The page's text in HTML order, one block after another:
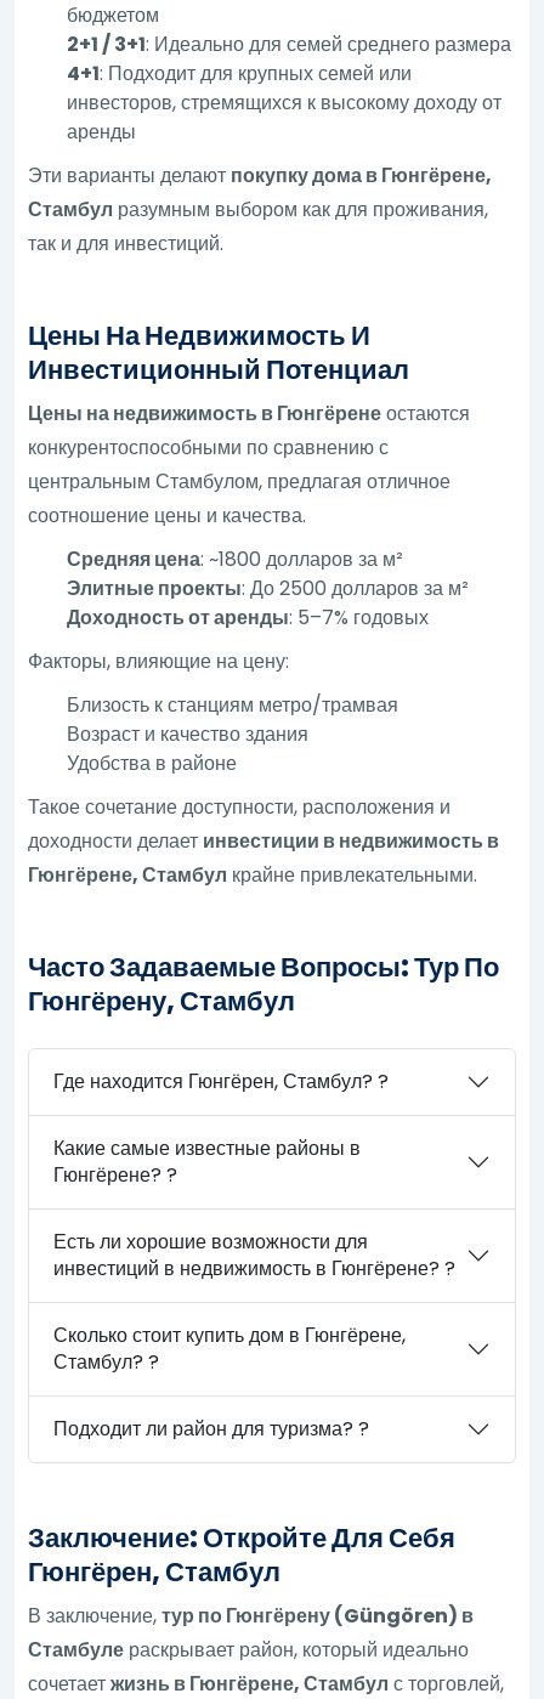
бюджетом
2+1 / 3+1: Идеально для семей среднего размера
4+1: Подходит для крупных семей или
инвесторов, стремящихся к высокому доходу от
аренды
Эти варианты делают покупку дома в Гюнгёрене,
Стамбул разумным выбором как для проживания,
так и для инвестиций.
Цены На Недвижимость И
Инвестиционный Потенциал
Цены на недвижимость в Гюнгёренеостаются
конкурентоспособными по сравнению с
центральным Стамбулом, предлагая отличное
соотношение цены и качества.
Средняя цена: ~1800 долларов за м²
Элитные проекты: До 2500 долларов за м²
Доходность от аренды: 5–7% годовых
Факторы, влияющие на цену:
Близость к станциям метро/трамвая
Возраст и качество здания
Удобства в районе
Такое сочетание доступности, расположения и
доходности делает инвестиции в недвижимость в
Гюнгёрене, Стамбул крайне привлекательными.
Часто Задаваемые Вопросы: Тур По
Гюнгёрену, Стамбул
Где находится Гюнгёрен, Стамбул? ?
Какие самые известные районы в
Гюнгёрене? ?
Есть ли хорошие возможности для
инвестиций в недвижимость в Гюнгёрене? ?
Сколько стоит купить дом в Гюнгёрене,
Стамбул? ?
Подходит ли район для туризма? ?
Заключение: Откройте Для Себя
Гюнгёрен, Стамбул
В заключение,тур по Гюнгёрену (Güngören) в
Стамбуле раскрывает район, который идеально
сочетаетжизнь в Гюнгёрене, Стамбул с торговлей,